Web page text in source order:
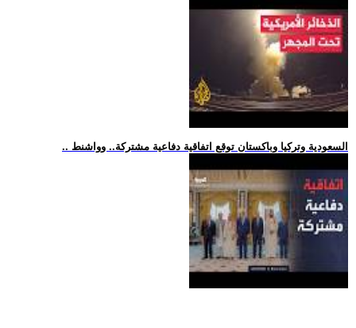
.. السعودية وتركيا وباكستان توقع اتفاقية دفاعية مشتركة.. وواشنط